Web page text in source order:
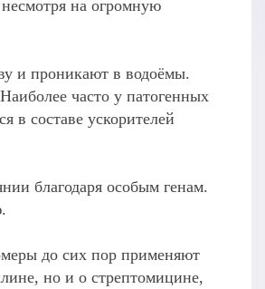
на огромную
и проникают в водоёмы.
часто у патогенных
в составе ускорителей
благодаря особым генам.
до сих пор применяют
но и о стрептомицине,